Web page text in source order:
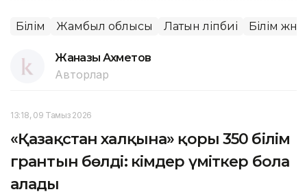
Білім Жамбыл облысы Латын әліпбиі Білім
Жанғазы Ахметов
Авторлар
13:18, 09 Тамыз 2026
«Қазақстан халқына» қоры 350 білім
грантын бөлді: кімдер үміткер бола
алады